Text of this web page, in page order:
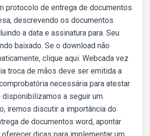
protocolo de entrega de documentos
descrevendo os documentos
a data e assinatura para. Seu
baixado. Se o download não
clique aqui. Webcada vez
troca de mãos deve ser emitida a
necessária para atestar
disponibilizamos a seguir um.
iremos discutir a importância do
de documentos word, apontar